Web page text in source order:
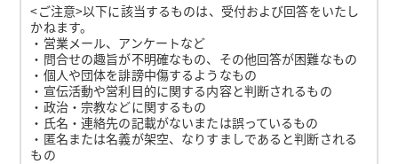
<ご注意>以下に該当するものは、受付および回答をいたし
かねます。
・営業メール、アンケートなど
・問合せの趣旨が不明確なもの、その他回答が困難なもの
・個人や団体を誹謗中傷するようなもの
・宣伝活動や営利目的に関する内容と判断されるもの
・政治・宗教などに関するもの
・氏名・連絡先の記載がないまたは誤っているもの
・匿名または名義が架空、なりすましであると判断される
もの